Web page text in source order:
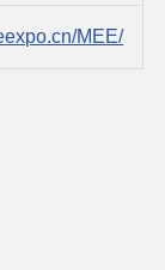
MEE/